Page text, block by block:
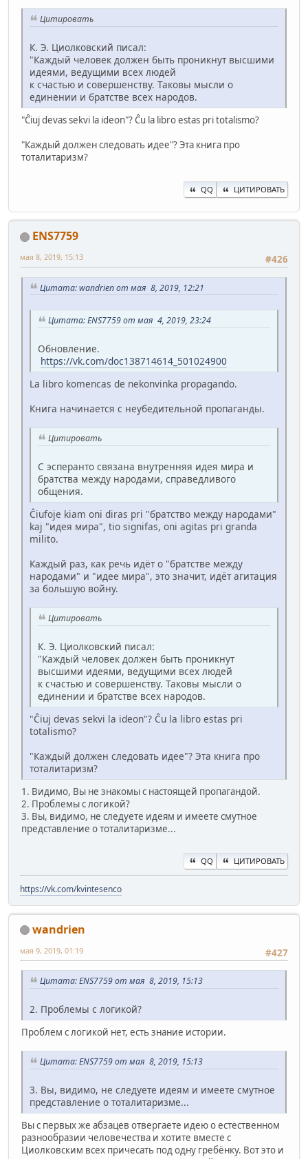
Цитировать
К. Э. Циолковский писал:
"Каждый человек должен быть проникнут высшими
идеями, ведущими всех людей
к счастью и совершенству. Таковы мысли о
единении и братстве всех народов.
"Ĉiuj devas sekvi la ideon"? Ĉu la libro estas pri totalismo?
"Каждый должен следовать идее"? Эта книга про
тоталитаризм?
QQ ЦИТИРОВАТЬ
ENS7759
#426
мая 8, 2019, 15:13
Цитата: wandrien от мая 8, 2019, 12:21
Цитата: ENS7759 от мая 4, 2019, 23:24
Обновление.
https://vk.com/doc138714614_501024900
La libro komencas de nekonvinka propagando.
Книга начинается с неубедительной пропаганды.
Цитировать
С эсперанто связана внутренняя идея мира и
братства между народами, справедливого
общения.
Ĉiufoje kiam oni diras pri "братство между народами"
kaj "идея мира", tio signifas, oni agitas pri granda
milito.
Каждый раз, как речь идёт о "братстве между
народами" и "идее мира", это значит, идёт агитация
за большую войну.
Цитировать
К. Э. Циолковский писал:
"Каждый человек должен быть проникнут
высшими идеями, ведущими всех людей
к счастью и совершенству. Таковы мысли о
единении и братстве всех народов.
"Ĉiuj devas sekvi la ideon"? Ĉu la libro estas pri
totalismo?
"Каждый должен следовать идее"? Эта книга про
тоталитаризм?
1. Видимо, Вы не знакомы с настоящей пропагандой.
2. Проблемы с логикой?
3. Вы, видимо, не следуете идеям и имеете смутное
представление о тоталитаризме...
QQ ЦИТИРОВАТЬ
https://vk.com/kvintesenco
wandrien
#427
мая 9, 2019, 01:19
Цитата: ENS7759 от мая 8, 2019, 15:13
2. Проблемы с логикой?
Проблем с логикой нет, есть знание истории.
Цитата: ENS7759 от мая 8, 2019, 15:13
3. Вы, видимо, не следуете идеям и имеете смутное
представление о тоталитаризме...
Вы с первых же абзацев отвергаете идею о естественном
разнообразии человечества и хотите вместе с
Циолковским всех причесать под одну гребёнку. Вот это и